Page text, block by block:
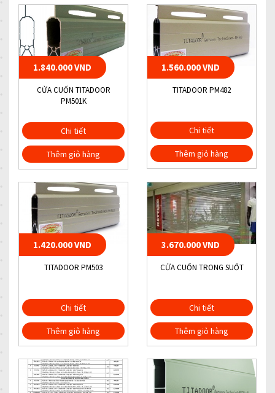
1.840.000 VND
CỬA CUỐN TITADOOR
PM501K
Chi tiết
Thêm giỏ hàng
1.560.000 VND
TITADOOR PM482
Chi tiết
Thêm giỏ hàng
1.420.000 VND
TITADOOR PM503
Chi tiết
Thêm giỏ hàng
3.670.000 VND
CỬA CUỐN TRONG SUỐT
Chi tiết
Thêm giỏ hàng